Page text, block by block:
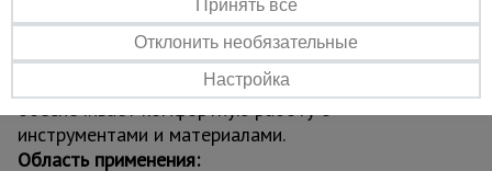
объекту. Сборка осуществляется по принципу
«труба в трубу» с фиксацией флажковыми
замками — без инструментов и специальных
навыков. Грузоподъёмность до 250 кг
обеспечивает комфортную работу с
инструментами и материалами.
Область применения:
Принять все
Отклонить необязательные
Настройка